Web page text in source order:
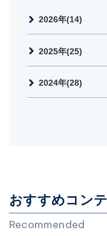
2026年(14)
2025年(25)
2024年(28)
おすすめコン
Recommended